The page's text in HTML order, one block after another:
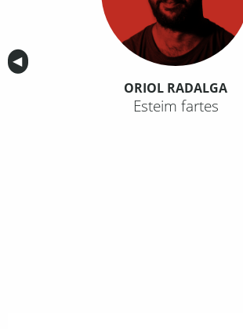
Anterior
◀︎
ORIOL RADALGA
Esteim fartes